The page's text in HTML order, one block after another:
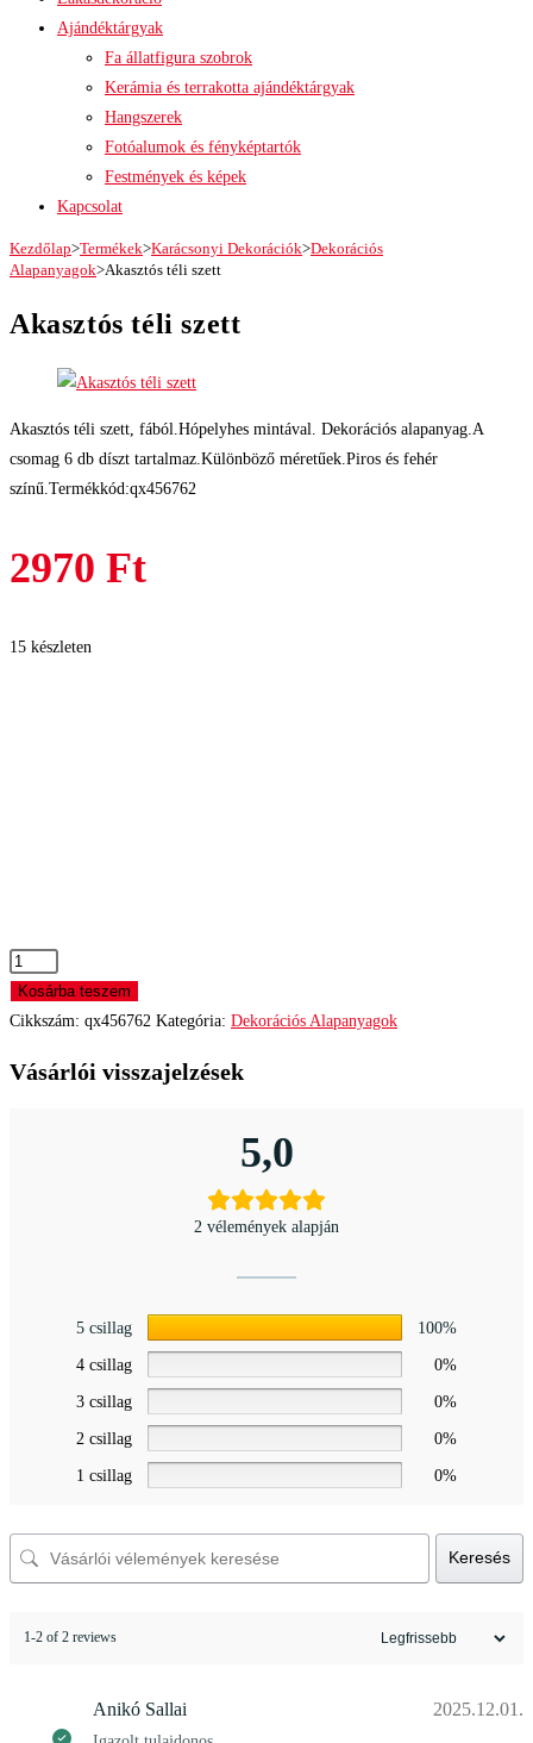
Ajándéktárgyak
Fa állatfigura szobrok
Kerámia és terrakotta ajándéktárgyak
Hangszerek
Fotóalumok és fényképtartók
Festmények és képek
Kapcsolat
Kezdőlap>Termékek>Karácsonyi Dekorációk>Dekorációs
Alapanyagok>Akasztós téli szett
Akasztós téli szett
Akasztós téli szett, fából.Hópelyhes mintával. Dekorációs alapanyag.A
csomag 6 db díszt tartalmaz.Különböző méretűek.Piros és fehér
színű.Termékkód:qx456762
2970 Ft
15 készleten
Akasztós
téli
szett
Kosárba teszem
Cikkszám: qx456762 Kategória: Dekorációs Alapanyagok
Vásárlói visszajelzések
5,0
2 vélemények alapján
5 csillag 100%
4 csillag 0%
3 csillag 0%
2 csillag 0%
1 csillag 0%
Keresés
1-2 of 2 reviews
Anikó Sallai 2025.12.01.